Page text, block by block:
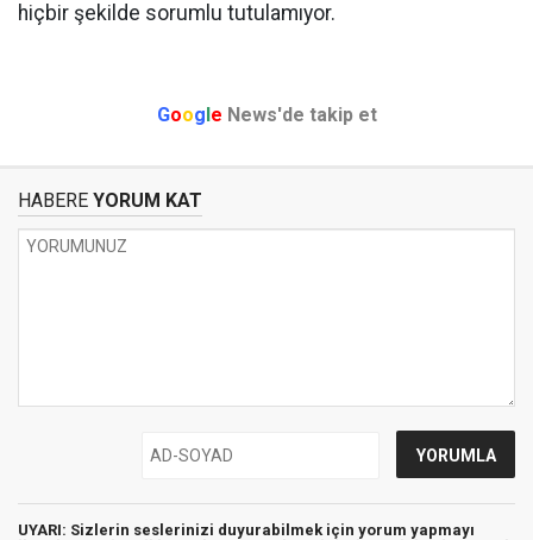
hiçbir şekilde sorumlu tutulamıyor.
Google News'de takip et
HABERE YORUM KAT
UYARI: Sizlerin seslerinizi duyurabilmek için yorum yapmayı